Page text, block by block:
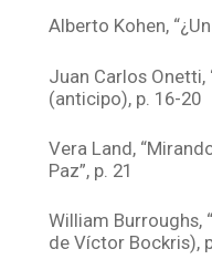
Alberto Kohen,
Juan Carlos Onetti,
(anticipo), p. 16-20
Vera Land,
Paz”, p. 21
William Burroughs,
de Víctor Bockris),